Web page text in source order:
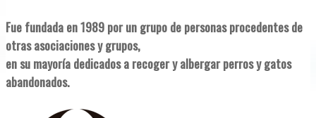
Fue fundada en 1989 por un grupo de personas procedentes de
otras asociaciones y grupos,
en su mayoría dedicados a recoger y albergar perros y gatos
abandonados.